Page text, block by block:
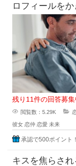
ロフィールを
できる時代に
残り11件の回答募集
閲覧数：5.29K
彼女 恋仲 恋愛 未来
承認で500ポイント！
キスを焦らさ